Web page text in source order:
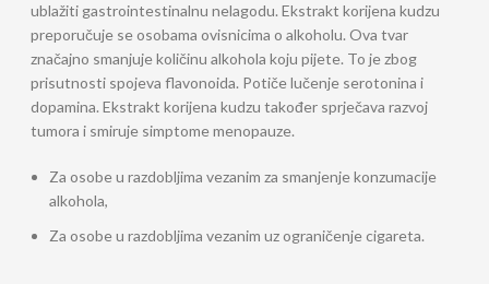
ublažiti gastrointestinalnu nelagodu. Ekstrakt korijena kudzu
preporučuje se osobama ovisnicima o alkoholu. Ova tvar
značajno smanjuje količinu alkohola koju pijete. To je zbog
prisutnosti spojeva flavonoida. Potiče lučenje serotonina i
dopamina. Ekstrakt korijena kudzu također sprječava razvoj
tumora i smiruje simptome menopauze.
Za osobe u razdobljima vezanim za smanjenje konzumacije
alkohola,
Za osobe u razdobljima vezanim uz ograničenje cigareta.